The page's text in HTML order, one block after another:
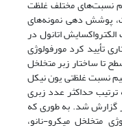
نسبت‌های مختلف غلظت
پوشش دهی نمونه‌های
اتانول در
تأیید کرد مورفولوژی
تا ساختار زبر متخلخل
نسبت غلظتی یون نیکل
معادل 300/238 و 150/119 به ترتیب حداکثر عدد زبری
زبری 144/0میکرومتر گزارش شد. به طوری که
مورفولوژی متخلخل میکرو-نانو،